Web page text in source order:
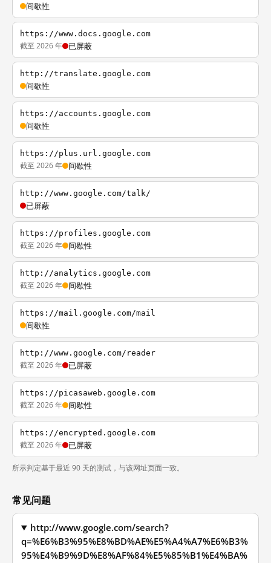
间歇性
https://www.docs.google.com
截至 2026 年 已屏蔽
http://translate.google.com
间歇性
https://accounts.google.com
间歇性
https://plus.url.google.com
截至 2026 年 间歇性
http://www.google.com/talk/
已屏蔽
https://profiles.google.com
截至 2026 年 间歇性
http://analytics.google.com
截至 2026 年 间歇性
https://mail.google.com/mail
间歇性
http://www.google.com/reader
截至 2026 年 已屏蔽
https://picasaweb.google.com
截至 2026 年 间歇性
https://encrypted.google.com
截至 2026 年 已屏蔽
所示判定基于最近 90 天的测试，与该网址页面一致。
常见问题
http://www.google.com/search?
q=%E6%B3%95%E8%BD%AE%E5%A4%A7%E6%B3%
95%E4%B9%9D%E8%AF%84%E5%85%B1%E4%BA%